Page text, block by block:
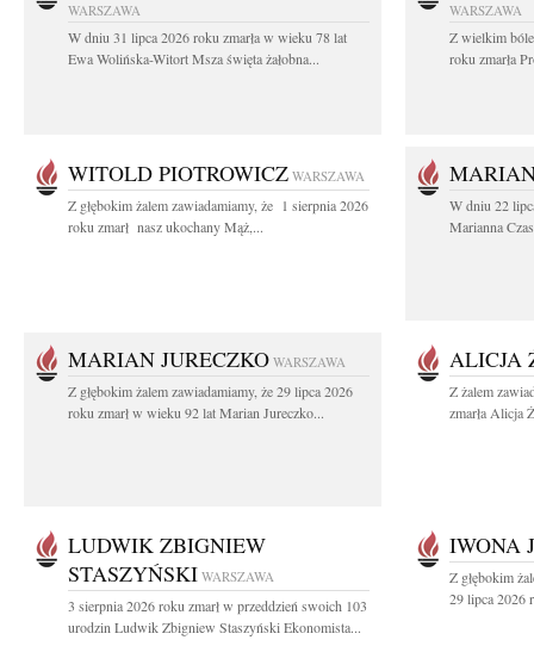
WARSZAWA
W dniu 31 lipca 2026 roku zmarła w wieku 78 lat
Ewa Wolińska-Witort Msza święta żałobna...
WARSZAWA
Z wielkim
roku zmarła
WITOLD PIOTROWICZ WARSZAWA
Z głębokim żalem zawiadamiamy, że 1 sierpnia 2026
roku zmarł nasz ukochany Mąż,...
W dniu 22
Marianna
MARIAN JURECZKO WARSZAWA
Z głębokim żalem zawiadamiamy, że 29 lipca 2026
roku zmarł w wieku 92 lat Marian Jureczko...
ALICJA
Z żalem
zmarła Alicja
LUDWIK ZBIGNIEW
STASZYŃSKI WARSZAWA
3 sierpnia 2026 roku zmarł w przeddzień swoich 103
urodzin Ludwik Zbigniew Staszyński Ekonomista...
IWONA
Z głębokim
29 lipca 2026